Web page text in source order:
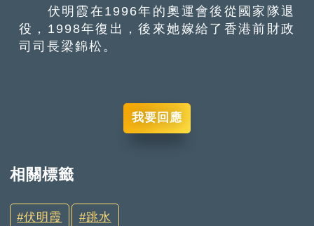
伏明霞在1996年的奧運會後從國家隊退
役，1998年復出，後來她嫁給了香港前財政
司司長梁錦松。
我要回應
相關標籤
伏明霞 跳水